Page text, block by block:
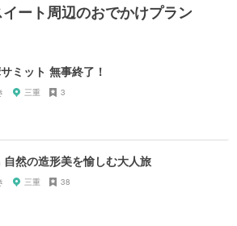
ート周辺のおでかけプラン
ミット 無事終了！
三重 3
自然の造形美を愉しむ大人旅
三重 38